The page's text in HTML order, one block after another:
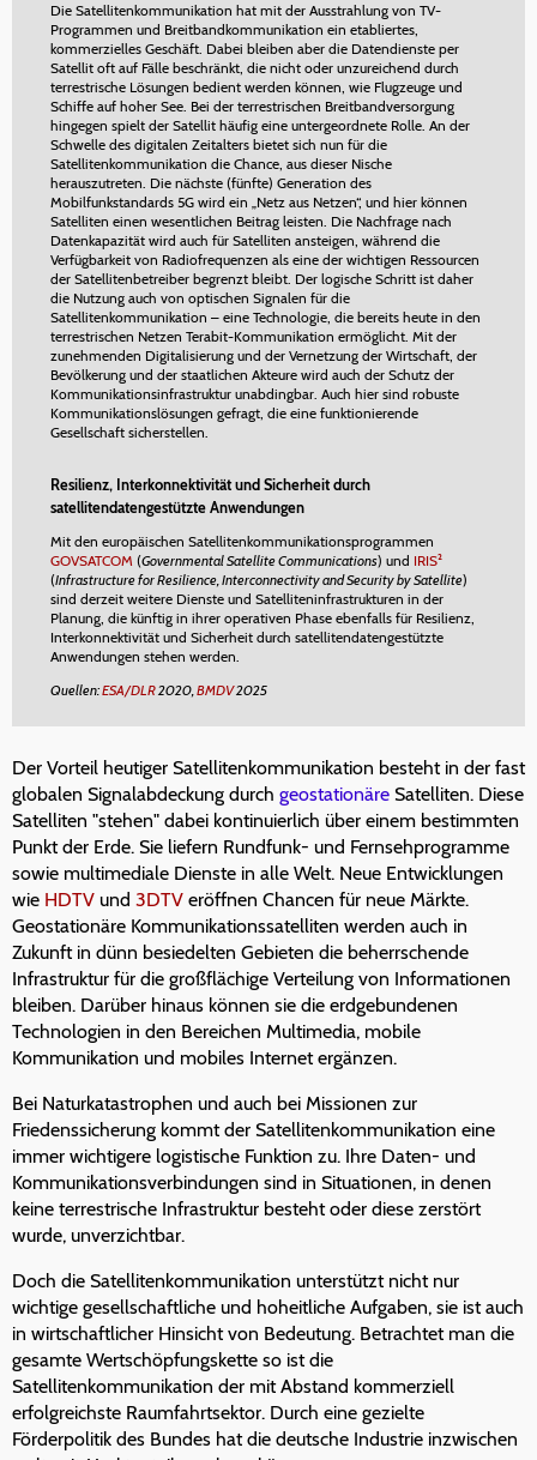
Die Satellitenkommunikation hat mit der Ausstrahlung von TV-
Programmen und Breitbandkommunikation ein etabliertes,
kommerzielles Geschäft. Dabei bleiben aber die Datendienste per
Satellit oft auf Fälle beschränkt, die nicht oder unzureichend durch
terrestrische Lösungen bedient werden können, wie Flugzeuge und
Schiffe auf hoher See. Bei der terrestrischen Breitbandversorgung
hingegen spielt der Satellit häufig eine untergeordnete Rolle. An der
Schwelle des digitalen Zeitalters bietet sich nun für die
Satellitenkommunikation die Chance, aus dieser Nische
herauszutreten. Die nächste (fünfte) Generation des
Mobilfunkstandards 5G wird ein „Netz aus Netzen“, und hier können
Satelliten einen wesentlichen Beitrag leisten. Die Nachfrage nach
Datenkapazität wird auch für Satelliten ansteigen, während die
Verfügbarkeit von Radiofrequenzen als eine der wichtigen Ressourcen
der Satellitenbetreiber begrenzt bleibt. Der logische Schritt ist daher
die Nutzung auch von optischen Signalen für die
Satellitenkommunikation – eine Technologie, die bereits heute in den
terrestrischen Netzen Terabit-Kommunikation ermöglicht. Mit der
zunehmenden Digitalisierung und der Vernetzung der Wirtschaft, der
Bevölkerung und der staatlichen Akteure wird auch der Schutz der
Kommunikationsinfrastruktur unabdingbar. Auch hier sind robuste
Kommunikationslösungen gefragt, die eine funktionierende
Gesellschaft sicherstellen.
Resilienz, Interkonnektivität und Sicherheit durch
satellitendatengestützte Anwendungen
Mit den europäischen Satellitenkommunikationsprogrammen
GOVSATCOM (Governmental Satellite Communications) und IRIS²
(Infrastructure for Resilience, Interconnectivity and Security by Satellite)
sind derzeit weitere Dienste und Satelliteninfrastrukturen in der
Planung, die künftig in ihrer operativen Phase ebenfalls für Resilienz,
Interkonnektivität und Sicherheit durch satellitendatengestützte
Anwendungen stehen werden.
Quellen:ESA/DLR2020,BMDV2025
Der Vorteil heutiger Satellitenkommunikation besteht in der fast
globalen Signalabdeckung durch geostationäre Satelliten. Diese
Satelliten "stehen" dabei kontinuierlich über einem bestimmten
Punkt der Erde. Sie liefern Rundfunk- und Fernsehprogramme
sowie multimediale Dienste in alle Welt. Neue Entwicklungen
wie HDTV und 3DTV eröffnen Chancen für neue Märkte.
Geostationäre Kommunikationssatelliten werden auch in
Zukunft in dünn besiedelten Gebieten die beherrschende
Infrastruktur für die großflächige Verteilung von Informationen
bleiben. Darüber hinaus können sie die erdgebundenen
Technologien in den Bereichen Multimedia, mobile
Kommunikation und mobiles Internet ergänzen.
Bei Naturkatastrophen und auch bei Missionen zur
Friedenssicherung kommt der Satellitenkommunikation eine
immer wichtigere logistische Funktion zu. Ihre Daten- und
Kommunikationsverbindungen sind in Situationen, in denen
keine terrestrische Infrastruktur besteht oder diese zerstört
wurde, unverzichtbar.
Doch die Satellitenkommunikation unterstützt nicht nur
wichtige gesellschaftliche und hoheitliche Aufgaben, sie ist auch
in wirtschaftlicher Hinsicht von Bedeutung. Betrachtet man die
gesamte Wertschöpfungskette so ist die
Satellitenkommunikation der mit Abstand kommerziell
erfolgreichste Raumfahrtsektor. Durch eine gezielte
Förderpolitik des Bundes hat die deutsche Industrie inzwischen